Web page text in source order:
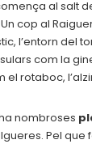
al salt
cop al
l’entorn del
com la
rotaboc,
nombroses
Pel